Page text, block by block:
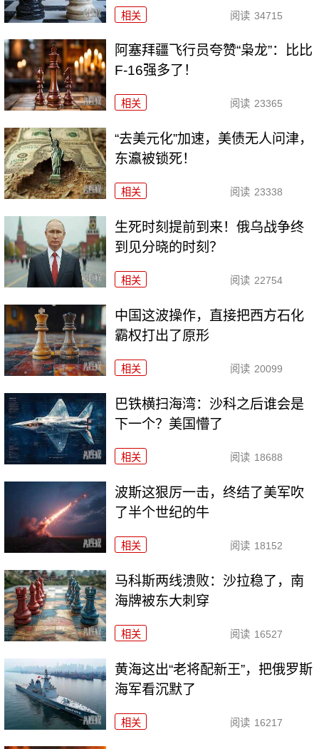
相关 阅读 34715
阿塞拜疆飞行员夸赞“枭龙”：比比
F-16强多了！
相关 阅读 23365
“去美元化”加速，美债无人问津，
东瀛被锁死！
相关 阅读 23338
生死时刻提前到来！俄乌战争终
到见分晓的时刻？
相关 阅读 22754
中国这波操作，直接把西方石化
霸权打出了原形
相关 阅读 20099
巴铁横扫海湾：沙科之后谁会是
下一个？美国懵了
相关 阅读 18688
波斯这狠厉一击，终结了美军吹
了半个世纪的牛
相关 阅读 18152
马科斯两线溃败：沙拉稳了，南
海牌被东大刺穿
相关 阅读 16527
黄海这出“老将配新王”，把俄罗斯
海军看沉默了
相关 阅读 16217